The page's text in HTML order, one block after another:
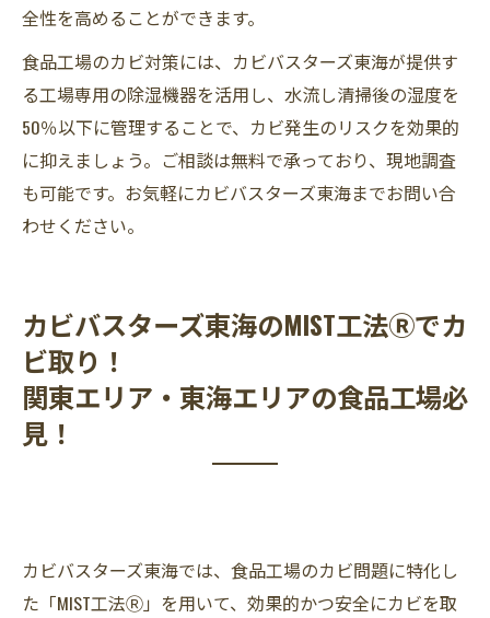
全性を高めることができます。
食品工場のカビ対策には、カビバスターズ東海が提供す
る工場専用の除湿機器を活用し、水流し清掃後の湿度を
50％以下に管理することで、カビ発生のリスクを効果的
に抑えましょう。ご相談は無料で承っており、現地調査
も可能です。お気軽にカビバスターズ東海までお問い合
わせください。
カビバスターズ東海のMIST工法Ⓡでカ
ビ取り！
関東エリア・東海エリアの食品工場必
見！
カビバスターズ東海では、食品工場のカビ問題に特化し
た「MIST工法Ⓡ」を用いて、効果的かつ安全にカビを取